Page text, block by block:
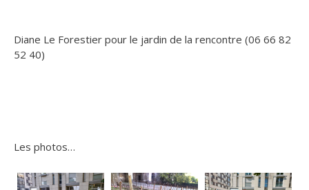
Diane Le Forestier pour le jardin de la rencontre (06 66 82
52 40)
Les photos…